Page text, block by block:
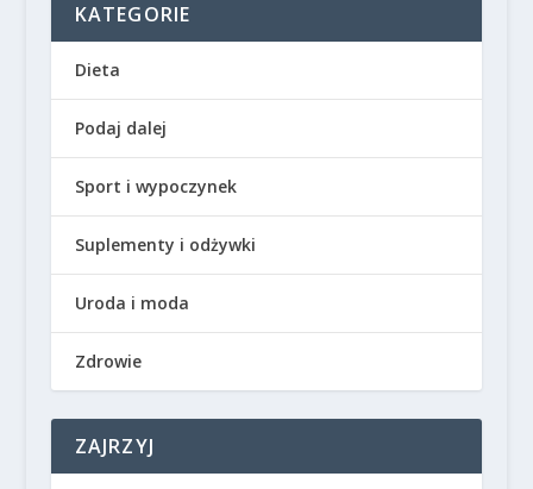
KATEGORIE
Dieta
Podaj dalej
Sport i wypoczynek
Suplementy i odżywki
Uroda i moda
Zdrowie
ZAJRZYJ